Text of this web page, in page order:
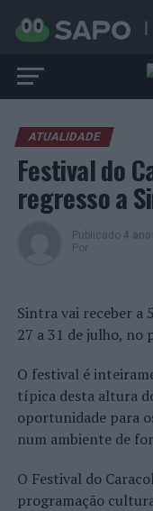
ATUALIDADE
Festival do
regresso a
Publicado 4
Por
Sintra vai receber a
27 a 31 de julho, no
O festival é
típica desta altura
oportunidade para
num ambiente de
O Festival do
programação